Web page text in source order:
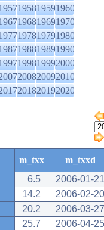
195819591960
196819691970
197819791980
198819891990
199819992000
200820092010
201820192020
m_txx
m_txxd
6.5
2006-01-21
14.2
2006-02-20
20.2
2006-03-27
25.7
2006-04-25